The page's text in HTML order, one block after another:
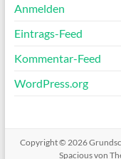
Anmelden
Eintrags-Feed
Kommentar-Feed
WordPress.org
Copyright © 2026
Spaciousvon